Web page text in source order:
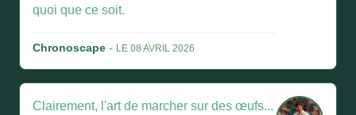
quoi que ce soit.
Chronoscape - LE 08 AVRIL 2026
Clairement, l'art de marcher sur des œufs...